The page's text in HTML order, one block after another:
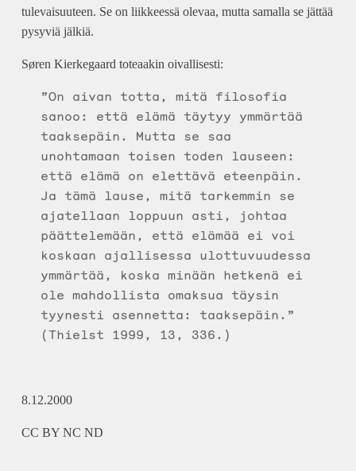
tulevaisuuteen. Se on liikkeessä olevaa, mutta samalla se jättää
pysyviä jälkiä.
Søren Kierkegaard toteaakin oivallisesti:
”On aivan totta, mitä filosofia
sanoo: että elämä täytyy ymmärtää
taaksepäin. Mutta se saa
unohtamaan toisen toden lauseen:
että elämä on elettävä eteenpäin.
Ja tämä lause, mitä tarkemmin se
ajatellaan loppuun asti, johtaa
päättelemään, että elämää ei voi
koskaan ajallisessa ulottuvuudessa
ymmärtää, koska minään hetkenä ei
ole mahdollista omaksua täysin
tyynesti asennetta: taaksepäin.”
(Thielst 1999, 13, 336.)
8.12.2000
CC BY NC ND